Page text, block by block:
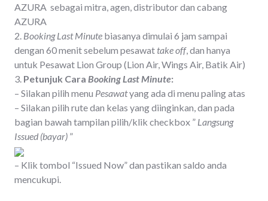
AZURA sebagai mitra, agen, distributor dan cabang
AZURA
2. Booking Last Minute biasanya dimulai 6 jam sampai
dengan 60 menit sebelum pesawat take off, dan hanya
untuk Pesawat Lion Group (Lion Air, Wings Air, Batik Air)
3. Petunjuk Cara Booking Last Minute:
– Silakan pilih menu Pesawatyang ada di menu paling atas
– Silakan pilih rute dan kelas yang diinginkan, dan pada
bagian bawah tampilan pilih/klik checkbox ” Langsung
Issued (bayar) ”
– Klik tombol “Issued Now” dan pastikan saldo anda
mencukupi.